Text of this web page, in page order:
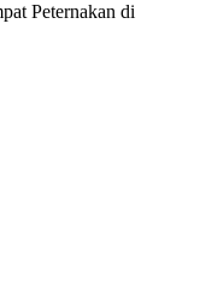
Peternakan di